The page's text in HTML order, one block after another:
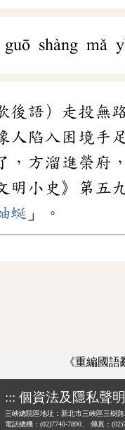
guō shàng mǎ
後語）走投無
人陷入困境手
，方溜進榮府
明小史》第五
蜒 」。
《重編國
::: 個資法及隱私聲明
三峽總院區地址：新北市三峽區三樹路
電話總機：(02)7740-7890、
傳真：